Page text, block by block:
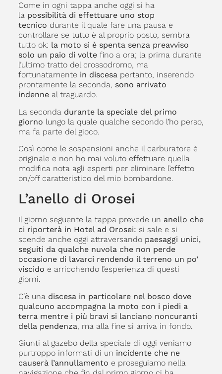
Come in ogni tappa anche oggi si ha
la possibilità di effettuare uno stop
tecnico durante il quale fare una pausa e
controllare se tutto è al proprio posto, sembra
tutto ok: la moto si è spenta senza preavviso
solo un paio di voltefino a ora; la prima durante
l’ultimo tratto del crossodromo, ma
fortunatamente in discesapertanto, inserendo
prontamente la seconda, sono arrivato
indenneal traguardo.
La seconda durante la speciale del primo
giorno lungo la quale qualche secondo l’ho perso,
ma fa parte del gioco.
Così come le sospensioni anche il carburatore è
originale e non ho mai voluto effettuare quella
modifica nota agli esperti per eliminare l’effetto
on/off caratteristico del mio bombardone.
L’anello di Orosei
Il giorno seguente la tappa prevede un anello che
ci riporterà in Hotel ad Orosei: si sale e si
scende anche oggi attraversando paesaggi unici,
seguiti da qualche nuvola che non perde
occasione di lavarci rendendo il terreno un po’
viscido e arricchendo l’esperienza di questi
giorni.
C’è una discesa in particolare nel bosco dove
qualcuno accompagna la moto con i piedi a
terra mentre i più bravi si lanciano noncuranti
della pendenza, ma alla fine si arriva in fondo.
Giunti al gazebo della speciale di oggi veniamo
purtroppo informati di un incidente che ne
causerà l’annullamento e proseguiamo nella